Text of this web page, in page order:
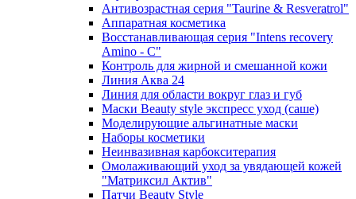
Антивозрастная серия "Taurine & Resveratrol"
Аппаратная косметика
Восстанавливающая серия "Intens recovery
Amino - C"
Контроль для жирной и смешанной кожи
Линия Аква 24
Линия для области вокруг глаз и губ
Маски Beauty style экспресс уход (саше)
Моделирующие альгинатные маски
Наборы косметики
Неинвазивная карбокситерапия
Омолаживающий уход за увядающей кожей
"Матриксил Актив"
Патчи Beauty Style